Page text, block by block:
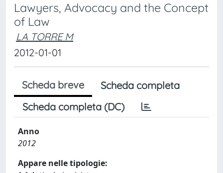
Lawyers, Advocacy and the Concept
of Law
LA TORRE M
2012-01-01
Scheda breve
Scheda completa
Scheda completa (DC)
Anno
2012
Appare nelle tipologie: